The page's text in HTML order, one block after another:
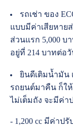
รถเช่า ของ
แบบมีค่าเสียหาย
ส่วนแรก 5,000 บ
อยู่ที่ 214 บาทต่อ
ยินดีเติมน้ำมัน
รถยนต์มาคืน ก็ใ
ไม่เต็มถัง จะมีค่า
- 1,200 cc มีค่าป